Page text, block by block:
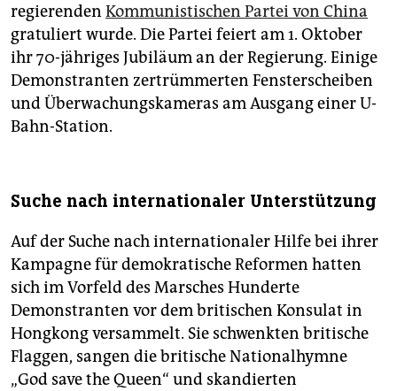
regierenden Kommunistischen Partei von China
gratuliert wurde. Die Partei feiert am 1. Oktober
ihr 70-jähriges Jubiläum an der Regierung. Einige
Demonstranten zertrümmerten Fensterscheiben
und Überwachungskameras am Ausgang einer U-
Bahn-Station.
Suche nach internationaler Unterstützung
Auf der Suche nach internationaler Hilfe bei ihrer
Kampagne für demokratische Reformen hatten
sich im Vorfeld des Marsches Hunderte
Demonstranten vor dem britischen Konsulat in
Hongkong versammelt. Sie schwenkten britische
Flaggen, sangen die britische Nationalhymne
„God save the Queen“ und skandierten